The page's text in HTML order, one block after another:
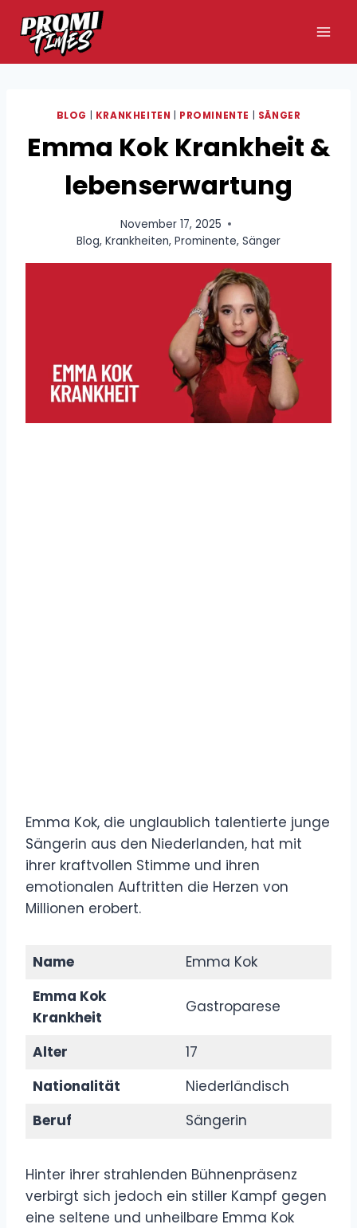
Inhalt
springen
BLOG KRANKHEITEN PROMINENTE SÄNGER
Emma Kok Krankheit &
lebenserwartung
November 17, 2025
Blog, Krankheiten, Prominente, Sänger
Emma Kok, die unglaublich talentierte junge
Sängerin aus den Niederlanden, hat mit
ihrer kraftvollen Stimme und ihren
emotionalen Auftritten die Herzen von
Millionen erobert.
Name
Emma Kok
Emma Kok
Krankheit
Gastroparese
Alter
17
Nationalität
Niederländisch
Beruf
Sängerin
Hinter ihrer strahlenden Bühnenpräsenz
verbirgt sich jedoch ein stiller Kampf gegen
eine seltene und unheilbare Emma Kok